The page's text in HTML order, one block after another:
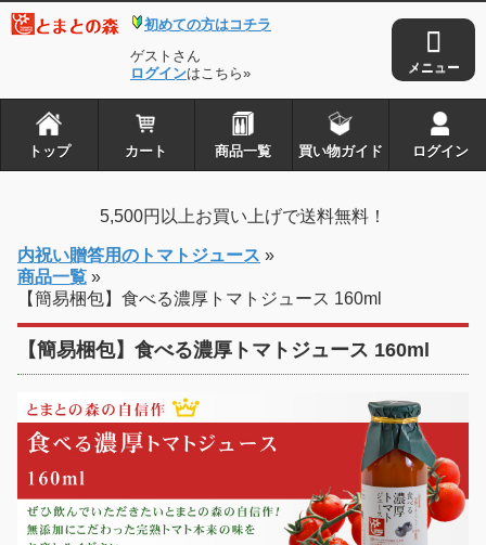
初めての方はコチラ
ゲストさん
ログインはこちら»
トップ カート 商品一覧 買い物ガイド ログイン
5,500円以上お買い上げで送料無料！
内祝い贈答用のトマトジュース »
商品一覧 »
【簡易梱包】食べる濃厚トマトジュース 160ml
【簡易梱包】食べる濃厚トマトジュース 160ml